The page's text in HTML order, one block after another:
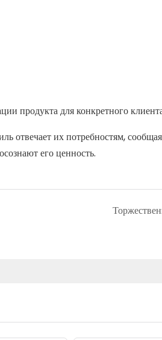
продукта для конкретного
отвечает их потребностям,
его ценность.